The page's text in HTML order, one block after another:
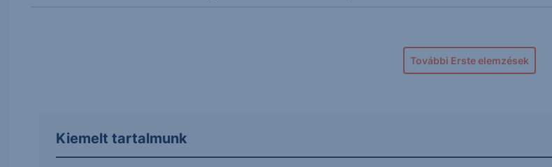
További Erste elemzések
Kiemelt tartalmunk